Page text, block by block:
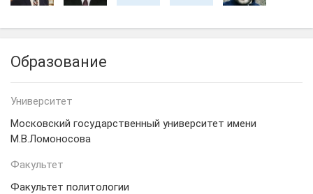
Образование
Университет
Московский государственный университет имени
М.В.Ломоносова
Факультет
Факультет политологии